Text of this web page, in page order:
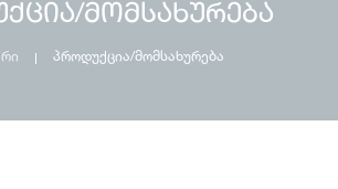
მომსახურება
პროდუქცია/მომსახურება